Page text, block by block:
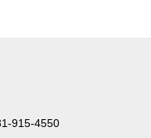
915-4550